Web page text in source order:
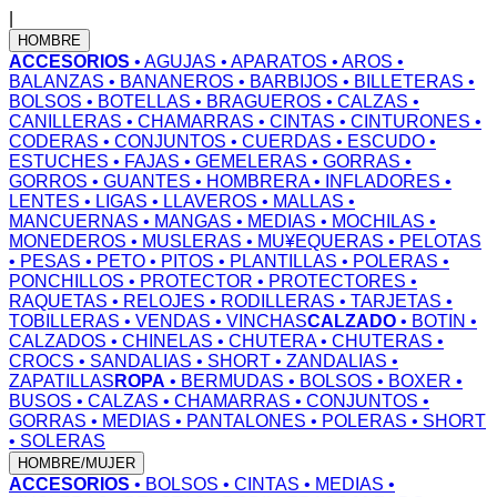
HOMBRE
ACCESORIOS • AGUJAS • APARATOS • AROS •
BALANZAS • BANANEROS • BARBIJOS • BILLETERAS •
BOLSOS • BOTELLAS • BRAGUEROS • CALZAS •
CANILLERAS • CHAMARRAS • CINTAS • CINTURONES •
CODERAS • CONJUNTOS • CUERDAS • ESCUDO •
ESTUCHES • FAJAS • GEMELERAS • GORRAS •
GORROS • GUANTES • HOMBRERA• INFLADORES •
LENTES • LIGAS • LLAVEROS • MALLAS •
MANCUERNAS • MANGAS • MEDIAS • MOCHILAS •
MONEDEROS • MUSLERAS • MU¥EQUERAS • PELOTAS
• PESAS • PETO • PITOS • PLANTILLAS • POLERAS •
PONCHILLOS • PROTECTOR • PROTECTORES •
RAQUETAS • RELOJES • RODILLERAS • TARJETAS •
TOBILLERAS • VENDAS • VINCHASCALZADO • BOTIN •
CALZADOS • CHINELAS • CHUTERA• CHUTERAS •
CROCS • SANDALIAS • SHORT • ZANDALIAS •
ZAPATILLAS ROPA • BERMUDAS • BOLSOS • BOXER •
BUSOS • CALZAS • CHAMARRAS • CONJUNTOS •
GORRAS • MEDIAS • PANTALONES • POLERAS • SHORT
• SOLERAS
HOMBRE/MUJER
ACCESORIOS • BOLSOS • CINTAS • MEDIAS •